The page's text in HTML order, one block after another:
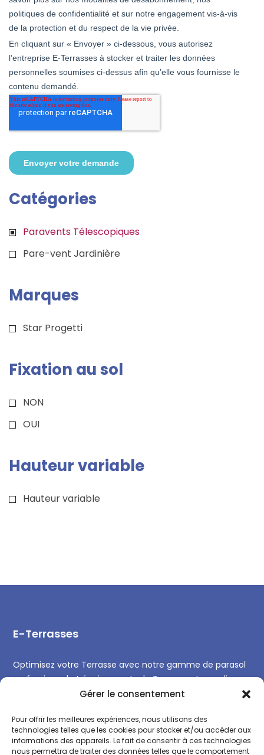
Gérer le consentement
Pour offrir les meilleures expériences, nous utilisons des
technologies telles que les cookies pour stocker et/ou accéder aux
informations des appareils. Le fait de consentir à ces technologies
nous permettra de traiter des données telles que le comportement
Catégories
Paravents Télescopiques
Pare-vent Jardinière
Marques
Star Progetti
Fixation au sol
NON
OUI
Hauteur variable
Hauteur variable
E-Terrasses
Optimisez votre Terrasse avec notre gamme de parasol
professionnel et équipements de Terrasse et remplissez